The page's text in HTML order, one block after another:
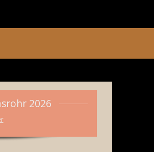
2026